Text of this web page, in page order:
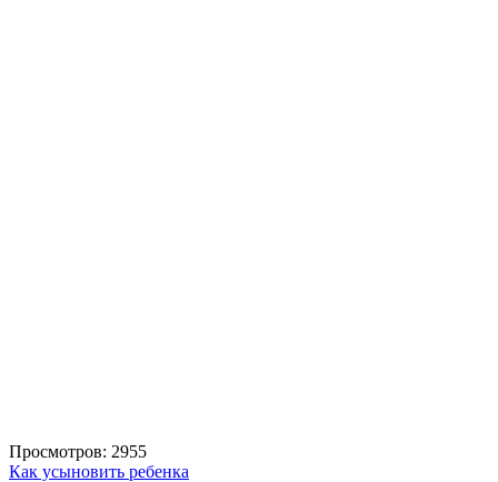
Просмотров: 2955
Как усыновить ребенка